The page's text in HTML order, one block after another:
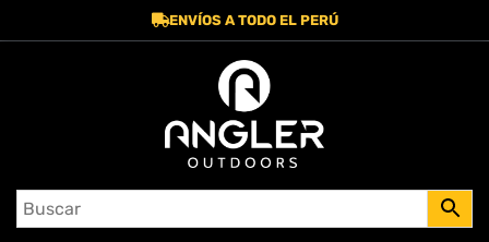
ENVÍOS A TODO EL PERÚ